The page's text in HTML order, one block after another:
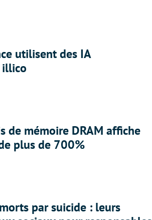
utilisent des IA
illico
de mémoire DRAM affiche
plus de 700%
par suicide : leurs